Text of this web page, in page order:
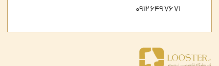
71 76 649 0912